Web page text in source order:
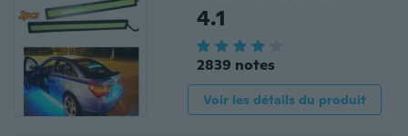
4.1
2839 notes
Voir les détails du produit